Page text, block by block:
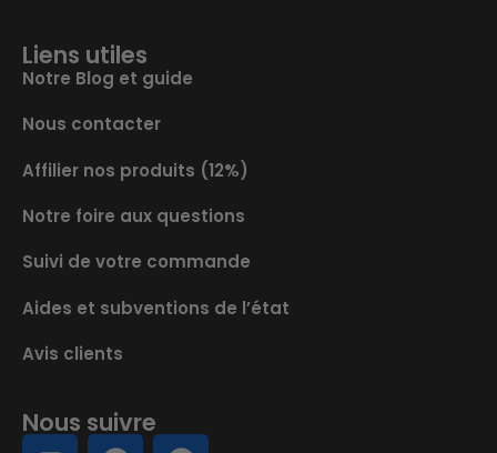
Liens utiles
Notre Blog et guide
Nous contacter
Affilier nos produits (12%)
Notre foire aux questions
Suivi de votre commande
Aides et subventions de l’état
Avis clients
Nous suivre